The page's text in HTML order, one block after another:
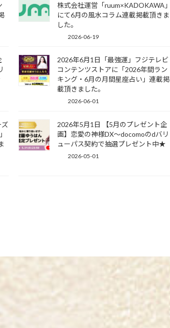
株式会社運営「ruum×KADOKAWA」
にて6月の風水コラム連載掲載頂きま
した。
2026-06-19
2026年6月1日「最強運」フジテレビ
コンテンツストアに「2026年間ラン
キング・6月の月間星座占い」連載掲
載頂きました。
2026-06-01
ズ
2026年5月1日 【5月のプレゼント企
画】恋愛の神様DX〜docomoのdバリ
ューパス契約で抽選プレゼント中★
2026-05-01